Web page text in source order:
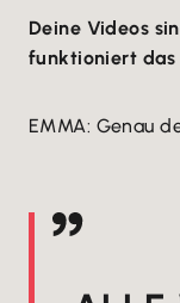
Deine Videos
funktioniert
EMMA: Genau